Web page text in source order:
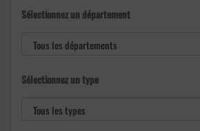
Sélectionnez un département
Sélectionnez un type